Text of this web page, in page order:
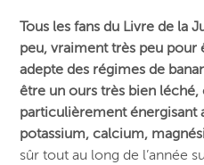
Tous les fans du Livre de la
peu, vraiment très peu pour
adepte des régimes de
être un ours très bien léché,
particulièrement énergisant
potassium, calcium,
sûr tout au long de l’année